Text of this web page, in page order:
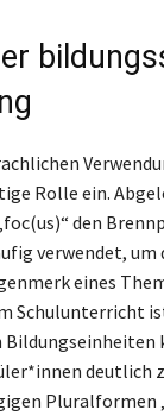
Rolle ein.
den
verwendet, um
eines
Schulunterricht
deutlich
Pluralformen